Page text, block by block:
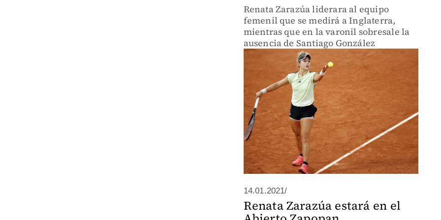
Renata Zarazúa liderara al equipo
femenil que se medirá a Inglaterra,
mientras que en la varonil sobresale la
ausencia de Santiago González
14.01.2021/
Renata Zarazúa estará en el